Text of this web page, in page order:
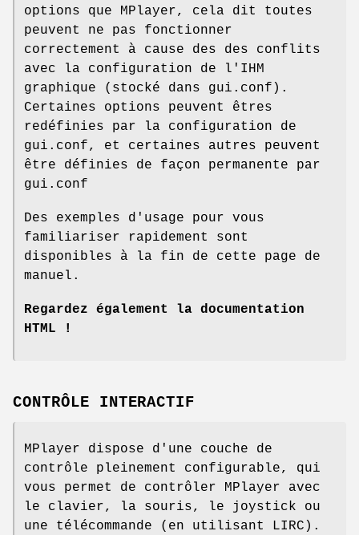
options que MPlayer, cela dit toutes
peuvent ne pas fonctionner
correctement à cause des des conflits
avec la configuration de l'IHM
graphique (stocké dans gui.conf).
Certaines options peuvent êtres
redéfinies par la configuration de
gui.conf, et certaines autres peuvent
être définies de façon permanente par
gui.conf
Des exemples d'usage pour vous
familiariser rapidement sont
disponibles à la fin de cette page de
manuel.
Regardez également la documentation
HTML !
CONTRÔLE INTERACTIF
MPlayer dispose d'une couche de
contrôle pleinement configurable, qui
vous permet de contrôler MPlayer avec
le clavier, la souris, le joystick ou
une télécommande (en utilisant LIRC).